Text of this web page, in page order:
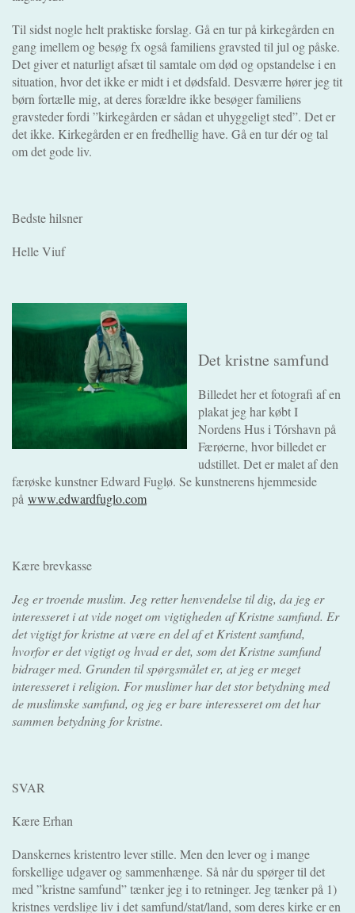
Til sidst nogle helt praktiske forslag. Gå en tur på kirkegården en
gang imellem og besøg fx også familiens gravsted til jul og påske.
Det giver et naturligt afsæt til samtale om død og opstandelse i en
situation, hvor det ikke er midt i et dødsfald. Desværre hører jeg tit
børn fortælle mig, at deres forældre ikke besøger familiens
gravsteder fordi ”kirkegården er sådan et uhyggeligt sted”. Det er
det ikke. Kirkegården er en fredhellig have. Gå en tur dér og tal
om det gode liv.
Bedste hilsner
Helle Viuf
Det kristne samfund
Billedet her et fotografi af en
plakat jeg har købt I
Nordens Hus i Tórshavn på
Færøerne, hvor billedet er
udstillet. Det er malet af den
færøske kunstner Edward Fuglø. Se kunstnerens hjemmeside
på www.edwardfuglo.com
Kære brevkasse
Jeg er troende muslim. Jeg retter henvendelse til dig, da jeg er
interesseret i at vide noget om vigtigheden af Kristne samfund. Er
det vigtigt for kristne at være en del af et Kristent samfund,
hvorfor er det vigtigt og hvad er det, som det Kristne samfund
bidrager med. Grunden til spørgsmålet er, at jeg er meget
interesseret i religion. For muslimer har det stor betydning med
de muslimske samfund, og jeg er bare interesseret om det har
sammen betydning for kristne.
SVAR
Kære Erhan
Danskernes kristentro lever stille. Men den lever og i mange
forskellige udgaver og sammenhænge. Så når du spørger til det
med ”kristne samfund” tænker jeg i to retninger. Jeg tænker på 1)
kristnes verdslige liv i det samfund/stat/land, som deres kirke er en